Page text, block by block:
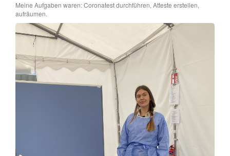
Meine Aufgaben waren: Coronatest durchführen, Atteste erstellen,
aufräumen.